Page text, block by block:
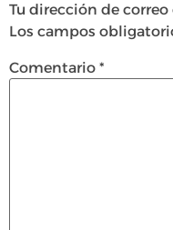
Tu dirección de
Los campos
Comentario *